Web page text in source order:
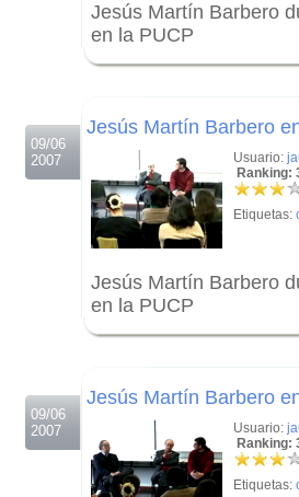
Jesús Martín Barbero
en la PUCP
09/06
2007
Jesús Martín Barbero
Usuario:
Ranking:
Etiquetas:
Jesús Martín Barbero
en la PUCP
09/06
2007
Jesús Martín Barbero
Usuario:
Ranking:
Etiquetas: